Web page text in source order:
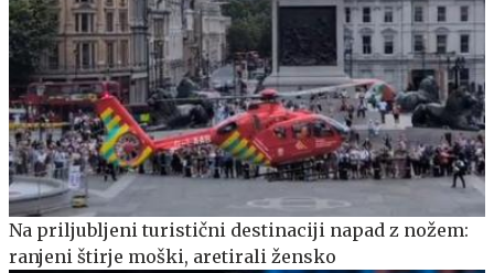
Na priljubljeni turistični destinaciji napad z nožem:
ranjeni štirje moški, aretirali žensko